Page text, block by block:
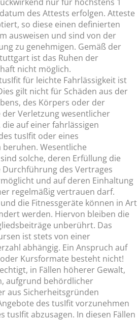
des Attests erfolgen. Atteste
so diese einen definierten
ausweisen und sind von der
zu genehmigen. Gemäß der
ist das Ruhen der
nicht möglich.
für leichte Fahrlässigkeit ist
gilt nicht für Schäden aus der
des Körpers oder der
der Verletzung wesentlicher
auf einer fahrlässigen
tusIfit oder eines
Wesentliche
solche, deren Erfüllung die
des Vertrages
und auf deren Einhaltung
regelmäßig vertrauen darf.
die Fitnessgeräte können in Art
werden. Hiervon bleiben die
unberührt. Das
ist stets von einer
abhängig. Ein Anspruch auf
Kursformate besteht nicht!
in Fällen höherer Gewalt,
aufgrund behördlicher
aus Sicherheitsgründen
des tusIfit vorzunehmen
tusIfit abzusagen. In diesen Fällen